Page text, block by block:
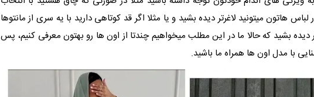
هاتون میتونید لاغرتر دیده بشید و یا مثلا اگر قد کوتاهی دارید با یه سری از مانتوها
دیده بشید که حالا ما در این مطلب میخواهیم چندتا از اون ها رو بهتون معرفی کنیم، پس
با مدل اون ها همراه ما باشید.